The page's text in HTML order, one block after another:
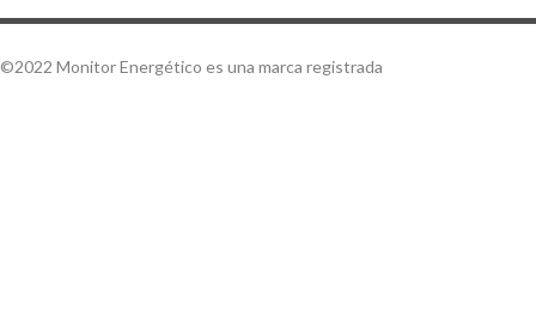
©2022 Monitor Energético es una marca registrada